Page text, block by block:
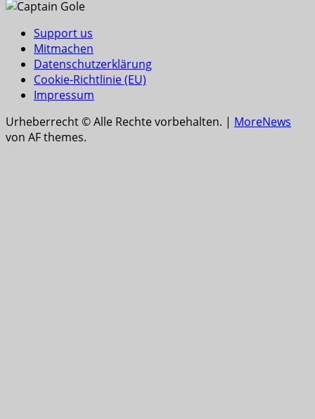
Support us
Mitmachen
Datenschutzerklärung
Cookie-Richtlinie (EU)
Impressum
Urheberrecht © Alle Rechte vorbehalten. | MoreNews
von AF themes.